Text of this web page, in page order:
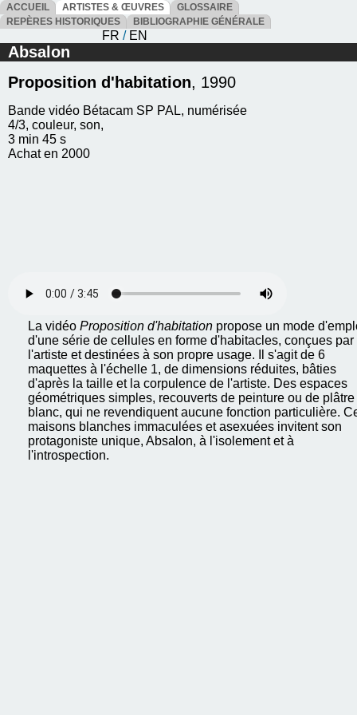
ACCUEIL ARTISTES & ŒUVRES
GLOSSAIRE
REPÈRES HISTORIQUES
BIBLIOGRAPHIE GÉNÉRALE
FR / EN
Absalon